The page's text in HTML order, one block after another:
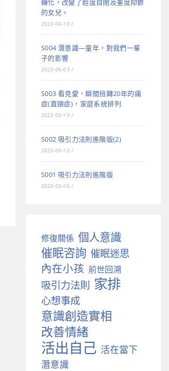
的女兒。
2023-06-10 /
S004 潛意識—童年，對我們一輩
子的影響
2023-06-03 /
S003 看見愛，瞬間扭轉20年的痛
症(直頸症)，家庭系統排列
2023-05-19 /
S002 吸引力法則進階版(2)
2023-05-12 /
S001 吸引力法則進階版
2023-05-06 /
修復關係 個人意識
催眠咨詢 催眠迷思
內在小孩 前世回溯
吸引力法則 家排
心想事成
意識創造實相
改善情緒
活出自己 活在當下
潛意識